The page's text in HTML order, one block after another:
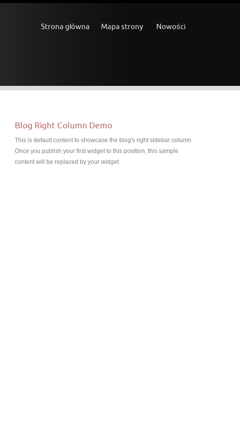
Strona główna Mapa strony Nowości
Blog Right Column Demo
This is default content to showcase the blog's right sidebar column.
Once you publish your first widget to this position, this sample
content will be replaced by your widget.